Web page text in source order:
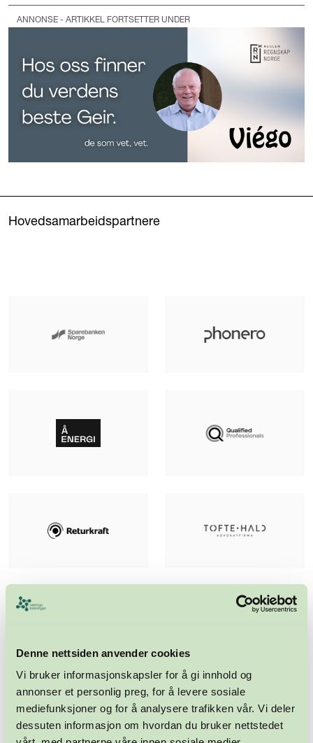
Denne nettsiden anvender cookies
Vi bruker informasjonskapsler for å gi innhold og
annonser et personlig preg, for å levere sosiale
mediefunksjoner og for å analysere trafikken vår. Vi deler
dessuten informasjon om hvordan du bruker nettstedet
ANNONSE - ARTIKKEL FORTSETTER UNDER
Hovedsamarbeidspartnere